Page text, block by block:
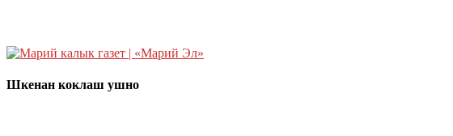
Шкенан коклаш ушно